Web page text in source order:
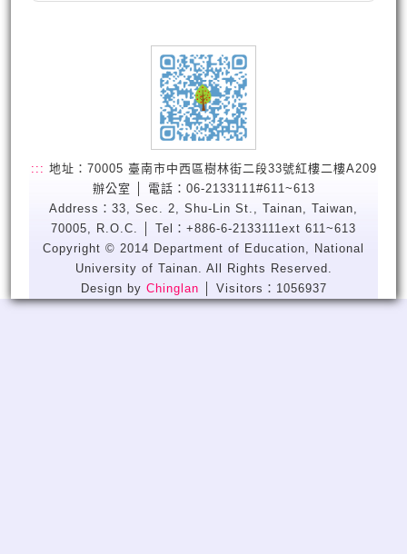
::: 地址：70005 臺南市中西區樹林街二段33號紅樓二樓A209
辦公室 │ 電話：06-2133111#611~613
Address：33, Sec. 2, Shu-Lin St., Tainan, Taiwan,
70005, R.O.C. │ Tel：+886-6-2133111ext 611~613
Copyright © 2014 Department of Education, National
University of Tainan. All Rights Reserved.
Design by Chinglan │ Visitors：1056937